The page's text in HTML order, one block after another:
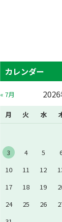
カレンダー
月 火 水
3
4 5
10
11 12
17
18 19
24
25 26
« 7月